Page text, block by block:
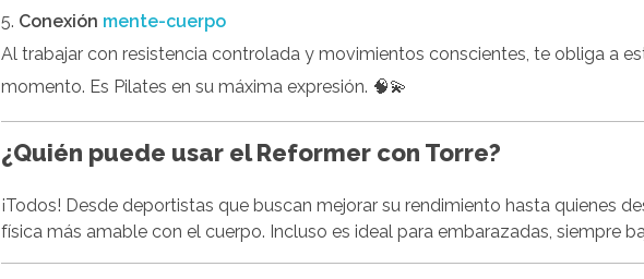
Conexión mente-cuerpo
Al trabajar con resistencia controlada y movimientos conscientes, te obliga a
momento. Es Pilates en su máxima expresión. 🧠💫
¿Quién puede usar el Reformer con Torre?
¡Todos! Desde deportistas que buscan mejorar su rendimiento hasta quienes
física más amable con el cuerpo. Incluso es ideal para embarazadas, siempre